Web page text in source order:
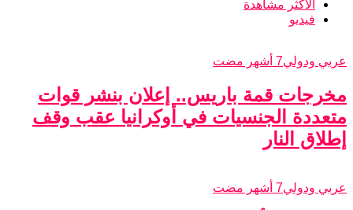
الاكثر مشاهدة
فيديو
عربي ودولي7 أشهر مضت
مخرجات قمة باريس.. إعلان بنشر قوات
متعددة الجنسيات في أوكرانيا عقب وقف
إطلاق النار
عربي ودولي7 أشهر مضت